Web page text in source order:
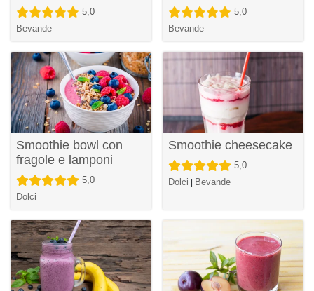
5,0
Bevande
5,0
Bevande
Smoothie bowl con
fragole e lamponi
5,0
Dolci
Smoothie cheesecake
5,0
Dolci
Bevande